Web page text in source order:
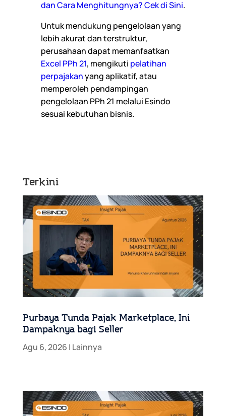
dan Cara Menghitungnya? Cek di Sini.
Untuk mendukung pengelolaan yang
lebih akurat dan terstruktur,
perusahaan dapat memanfaatkan
Excel PPh 21, mengikuti pelatihan
perpajakanyang aplikatif, atau
memperoleh pendampingan
pengelolaan PPh 21 melalui Esindo
sesuai kebutuhan bisnis.
Terkini
Purbaya Tunda Pajak Marketplace, Ini
Dampaknya bagi Seller
Agu 6, 2026 | Lainnya